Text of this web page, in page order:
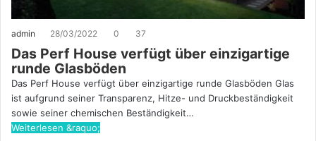
admin 28/03/2022 0 37
Das Perf House verfügt über einzigartige
runde Glasböden
Das Perf House verfügt über einzigartige runde Glasböden Glas
ist aufgrund seiner Transparenz, Hitze- und Druckbeständigkeit
sowie seiner chemischen Beständigkeit…
Weiterlesen &raquo;